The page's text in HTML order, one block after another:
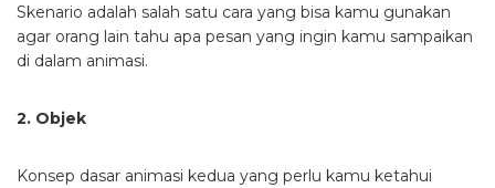
Skenario adalah salah satu cara yang bisa kamu gunakan
agar orang lain tahu apa pesan yang ingin kamu sampaikan
di dalam animasi.
2. Objek
Konsep dasar animasi kedua yang perlu kamu ketahui